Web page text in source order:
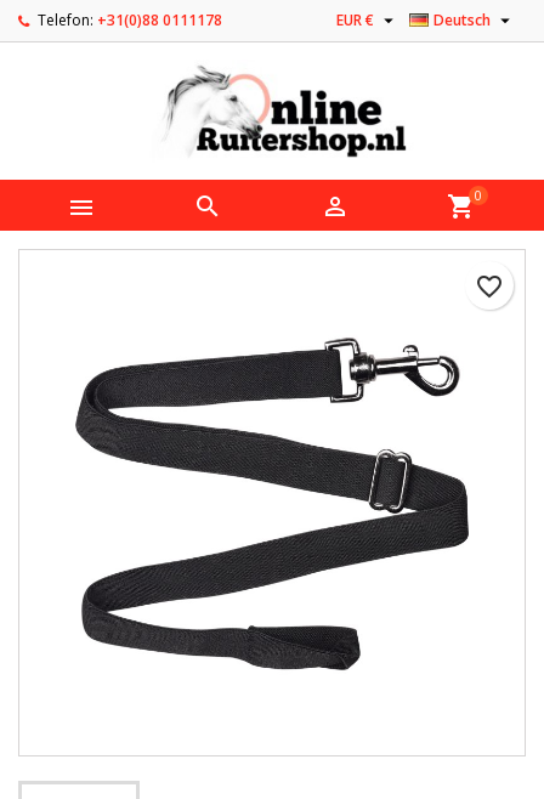
Telefon: +31(0)88 0111178 Deutsch 
EUR € 
   shopping_cart0
favorite_border